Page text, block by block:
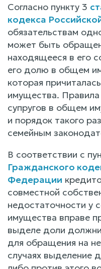
Согласно пункту 3
кодекса
обязательствам
может быть
находящееся в его
его долю в общем
которая
имущества.
супругов в общем
и порядок такого
семейным
В соответствии с
Гражданского
Федерации
совместной
недостаточности у
имущества вправе
выделе доли
для обращения на
случаях выделение